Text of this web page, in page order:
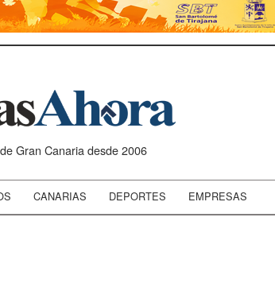
Gran Canaria desde 2006
CANARIAS DEPORTES EMPRESAS